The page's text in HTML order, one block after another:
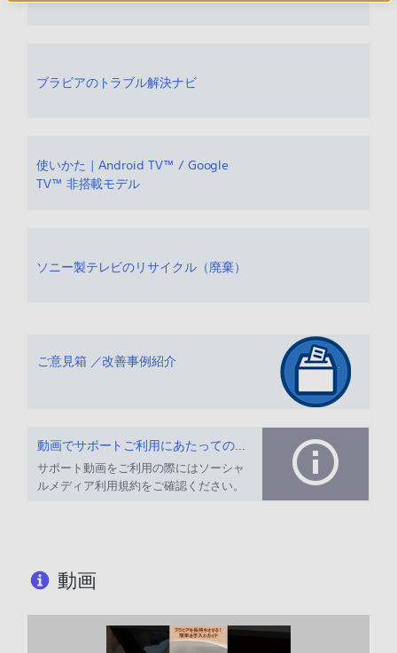
ブラビアのトラブル解決ナビ
使いかた | Android TV™ / Google
TV™ 非搭載モデル
ソニー製テレビのリサイクル（廃棄）
ご意見箱 ／改善事例紹介
動画でサポートご利用にあたってのお願い
サポート動画をご利用の際にはソーシャ
ルメディア利用規約をご確認ください。
動画